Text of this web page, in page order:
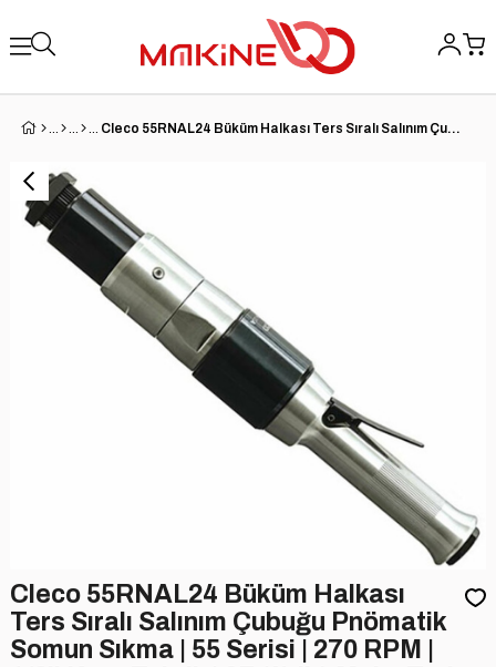
Cleco 55RNAL24 Büküm Halkası Ters Sıralı Salınım Çubuğu Pnömatik Somun Sıkma | 55 Serisi | 270 RPM | 1/2'' Kare Tahrik | 67 (ft-lb) Maks Tork
Cleco 55RNAL24 Büküm Halkası
Ters Sıralı Salınım Çubuğu Pnömatik
Somun Sıkma | 55 Serisi | 270 RPM |